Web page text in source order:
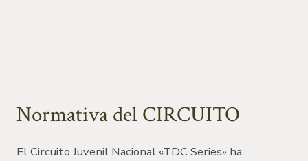
Normativa del CIRCUITO
El Circuito Juvenil Nacional «TDC Series» ha